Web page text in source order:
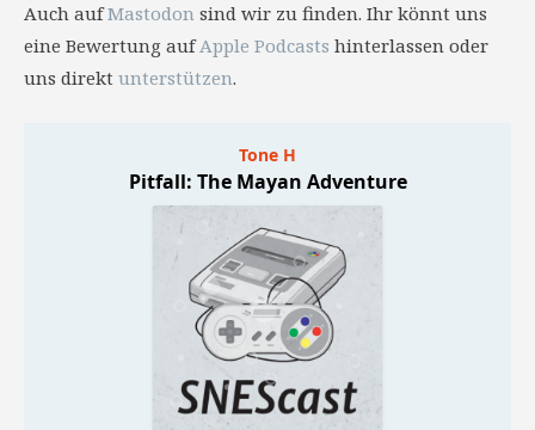
Auch aufMastodon sind wir zu finden. Ihr könnt uns
eine Bewertung aufApple Podcasts hinterlassen oder
uns direkt unterstützen.